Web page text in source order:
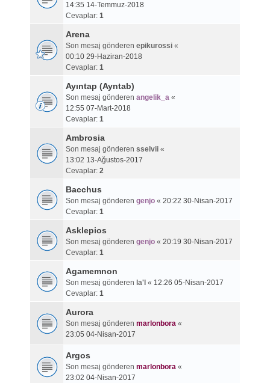
14:35 14-Temmuz-2018
Cevaplar: 1
Arena
Son mesaj gönderen epikurossi«
00:10 29-Haziran-2018
Cevaplar: 1
Ayıntap (Ayntab)
Son mesaj gönderen angelik_a«
12:55 07-Mart-2018
Cevaplar: 1
Ambrosia
Son mesaj gönderen sselvii«
13:02 13-Ağustos-2017
Cevaplar: 2
Bacchus
Son mesaj gönderen genjo« 20:22 30-Nisan-2017
Cevaplar: 1
Asklepios
Son mesaj gönderen genjo« 20:19 30-Nisan-2017
Cevaplar: 1
Agamemnon
Son mesaj gönderen la'l « 12:26 05-Nisan-2017
Cevaplar: 1
Aurora
Son mesaj gönderen marlonbora«
23:05 04-Nisan-2017
Argos
Son mesaj gönderen marlonbora«
23:02 04-Nisan-2017